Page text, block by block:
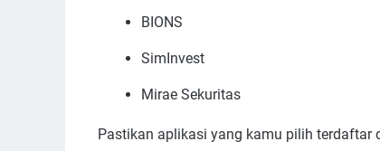
BIONS
SimInvest
Mirae Sekuritas
Pastikan aplikasi yang kamu pilih terdaftar